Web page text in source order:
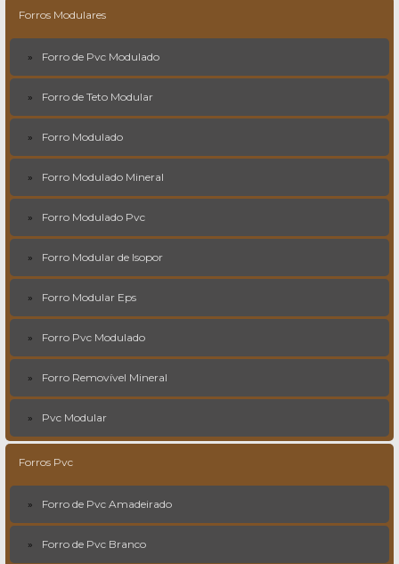
Forros Modulares
Forro de Pvc Modulado
Forro de Teto Modular
Forro Modulado
Forro Modulado Mineral
Forro Modulado Pvc
Forro Modular de Isopor
Forro Modular Eps
Forro Pvc Modulado
Forro Removível Mineral
Pvc Modular
Forros Pvc
Forro de Pvc Amadeirado
Forro de Pvc Branco